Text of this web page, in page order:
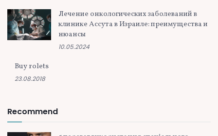
Лечение онкологических заболеваний в
клинике Ассута в Израиле: преимущества и
нюансы
10.05.2024
Buy rolets
23.08.2018
Recommend